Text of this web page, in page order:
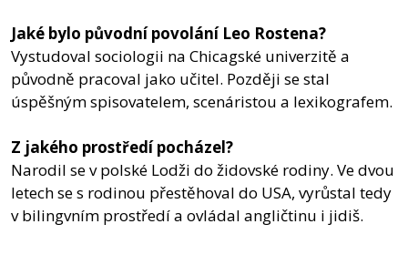
Jaké bylo původní povolání Leo Rostena?
Vystudoval sociologii na Chicagské univerzitě a
původně pracoval jako učitel. Později se stal
úspěšným spisovatelem, scenáristou a lexikografem.
Z jakého prostředí pocházel?
Narodil se v polské Lodži do židovské rodiny. Ve dvou
letech se s rodinou přestěhoval do USA, vyrůstal tedy
v bilingvním prostředí a ovládal angličtinu i jidiš.